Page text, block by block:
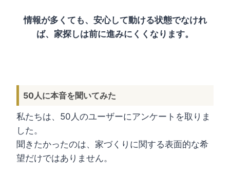
情報が多くても、安心して動ける状態でなけれ
ば、家探しは前に進みにくくなります。
50人に本音を聞いてみた
私たちは、50人のユーザーにアンケートを取りま
した。
聞きたかったのは、家づくりに関する表面的な希
望だけではありません。